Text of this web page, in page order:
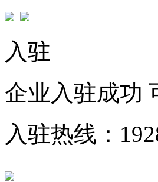
入驻
企业入驻成功
入驻热线：